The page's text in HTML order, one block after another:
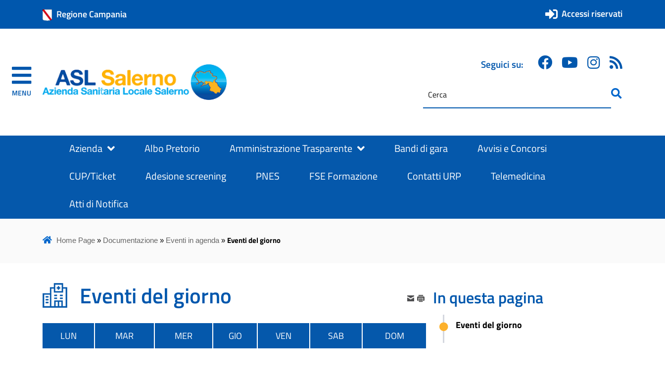
Regione Campania Accessi riservati
MENU ASL Salerno
ASL Salerno
Seguici su:
da
ricerca
Azienda Albo Pretorio Amministrazione Trasparente Bandi di gara
Avvisi e Concorsi
CUP/Ticket
Adesione screening PNES FSE Formazione Contatti URP
Telemedicina
Atti di Notifica
Home Page» Documentazione» Eventi in agenda» Eventi del giorno
Eventi del giorno
LUN MAR MER GIO VEN SAB DOM
In questa pagina
Eventi del giorno